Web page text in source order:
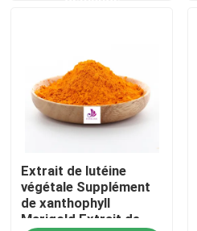
Contact USA
Nouvelles
Demandez une citation
Extrait naturel d'usine
Extrait de lutéine
végétale Supplément
de xanthophyll
Marigold Extrait de